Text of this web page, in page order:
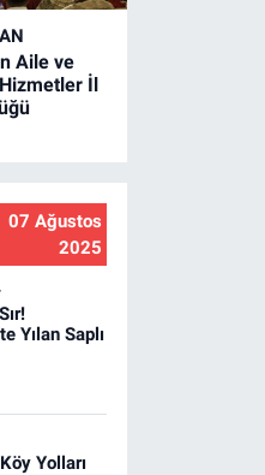
Aile ve
İl
07 Ağustos
2025
Yılan Saplı
Yolları